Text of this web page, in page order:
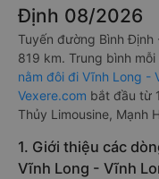
Định 08/2026
Tuyến đường Bình
819 km. Trung bình
nằm đôi đi Vĩnh Long -
Vexere.com bắt đầu từ
Thủy Limousine, Mạnh
1. Giới thiệu các
Vĩnh Long - Vĩnh